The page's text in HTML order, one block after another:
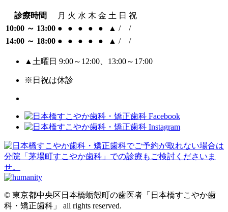
診療時間 月 火 水 木 金 土 日 祝
10:00 ～ 13:00 ● ● ● ● ● ▲ /
/
14:00 ～ 18:00 ● ● ● ● ● ▲ / /
▲土曜日 9:00～12:00、13:00～17:00
※日祝は休診
© 東京都中央区日本橋蛎殻町の歯医者「日本橋すこやか歯
科・矯正歯科」 all rights reserved.